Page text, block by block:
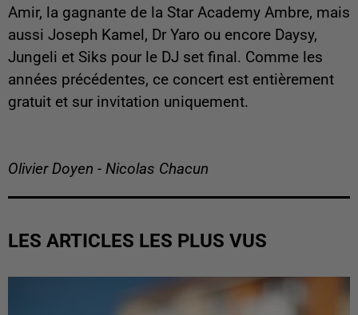
Amir, la gagnante de la Star Academy Ambre, mais
aussi Joseph Kamel, Dr Yaro ou encore Daysy,
Jungeli et Siks pour le DJ set final. Comme les
années précédentes, ce concert est entièrement
gratuit et sur invitation uniquement.
Olivier Doyen - Nicolas Chacun
LES ARTICLES LES PLUS VUS